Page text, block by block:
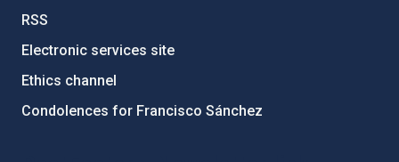
RSS
Electronic services site
Ethics channel
Condolences for Francisco Sánchez